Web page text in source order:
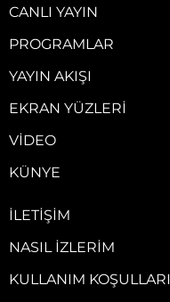
CANLI YAYIN
PROGRAMLAR
YAYIN AKIŞI
EKRAN YÜZLERI
VIDEO
KÜNYE
İLETIŞIM
NASIL İZLERIM
KULLANIM KOŞULLARI